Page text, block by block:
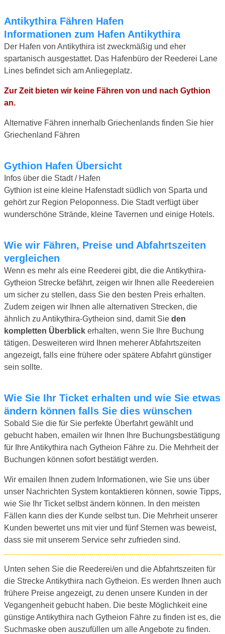
Antikythira Fähren Hafen
Informationen zum Hafen Antikythira
Der Hafen von Antikythira ist zweckmäßig und eher
spartanisch ausgestattet. Das Hafenbüro der Reederei Lane
Lines befindet sich am Anliegeplatz.
Zur Zeit bieten wir keine Fähren von und nach Gythion
an.
Alternative Fähren innerhalb Griechenlands finden Sie hier
Griechenland Fähren
Gythion Hafen Übersicht
Infos über die Stadt / Hafen
Gythion ist eine kleine Hafenstadt südlich von Sparta und
gehört zur Region Peloponness. Die Stadt verfügt über
wunderschöne Strände, kleine Tavernen und einige Hotels.
Wie wir Fähren, Preise und Abfahrtszeiten
vergleichen
Wenn es mehr als eine Reederei gibt, die die Antikythira-
Gytheion Strecke befährt, zeigen wir Ihnen alle Reedereien
um sicher zu stellen, dass Sie den besten Preis erhalten.
Zudem zeigen wir Ihnen alle alternativen Strecken, die
ähnlich zu Antikythira-Gytheion sind, damit Sie den
kompletten Überblick erhalten, wenn Sie Ihre Buchung
tätigen. Desweiteren wird Ihnen meherer Abfahrtszeiten
angezeigt, falls eine frühere oder spätere Abfahrt günstiger
sein sollte.
Wie Sie Ihr Ticket erhalten und wie Sie etwas
ändern können falls Sie dies wünschen
Sobald Sie die für Sie perfekte Überfahrt gewählt und
gebucht haben, emailen wir Ihnen Ihre Buchungsbestätigung
für Ihre Antikythira nach Gytheion Fähre zu. Die Mehrheit der
Buchungen können sofort bestätigt werden.
Wir emailen Ihnen zudem Informationen, wie Sie uns über
unser Nachrichten System kontaktieren können, sowie Tipps,
wie Sie Ihr Ticket selbst ändern können. In den meisten
Fällen kann dies der Kunde selbst tun. Die Mehrheit unserer
Kunden bewertet uns mit vier und fünf Sternen was beweist,
dass sie mit unserem Service sehr zufrieden sind.
Unten sehen Sie die Reederei/en und die Abfahrtszeiten für
die Strecke Antikythira nach Gytheion. Es werden Ihnen auch
frühere Preise angezeigt, zu denen unsere Kunden in der
Vegangenheit gebucht haben. Die beste Möglichkeit eine
günstige Antikythira nach Gytheion Fähre zu finden ist es, die
Suchmaske oben auszufüllen um alle Angebote zu finden.